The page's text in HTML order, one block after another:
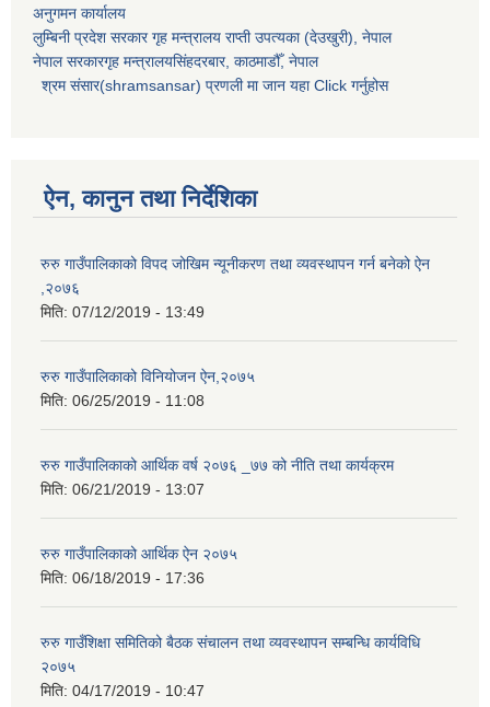
अनुगमन कार्यालय
लुम्बिनी प्रदेश सरकार गृह मन्त्रालय राप्ती उपत्यका (देउखुरी), नेपाल
नेपाल सरकारगृह मन्त्रालयसिंहदरबार, काठमाडौँ, नेपाल
श्रम संसार(shramsansar) प्रणली मा जान यहा Click गर्नुहोस
ऐन, कानुन तथा निर्देशिका
रुरु गाउँपालिकाको विपद जोखिम न्यूनीकरण तथा व्यवस्थापन गर्न बनेको ऐन
,२०७६
मिति: 07/12/2019 - 13:49
रुरु गाउँपालिकाको विनियोजन ऐन,२०७५
मिति: 06/25/2019 - 11:08
रुरु गाउँपालिकाको आर्थिक वर्ष २०७६ _७७ को नीति तथा कार्यक्रम
मिति: 06/21/2019 - 13:07
रुरु गाउँपालिकाको आर्थिक ऐन २०७५
मिति: 06/18/2019 - 17:36
रुरु गाउँशिक्षा समितिको बैठक संचालन तथा व्यवस्थापन सम्बन्धि कार्यविधि
२०७५
मिति: 04/17/2019 - 10:47